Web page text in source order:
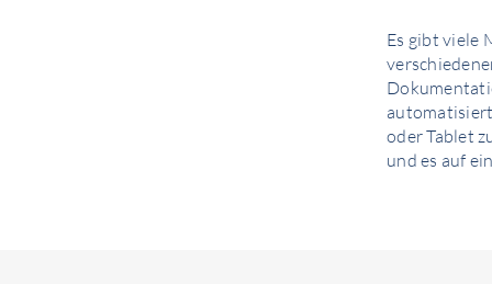
Es gibt viele
oder Tablet
und es auf